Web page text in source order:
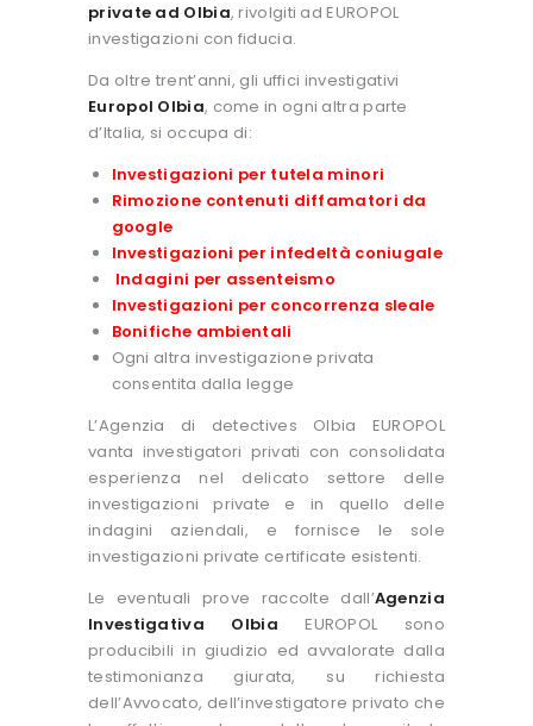
private ad Olbia, rivolgiti ad EUROPOL
investigazioni con fiducia.
Da oltre trent’anni, gli uffici investigativi
Europol Olbia, come in ogni altra parte
d’Italia, si occupa di:
Investigazioni per tutela minori
Rimozione contenuti diffamatori da
google
Investigazioni per infedeltà coniugale
Indagini per assenteismo
Investigazioni per concorrenza sleale
Bonifiche ambientali
Ogni altra investigazione privata
consentita dalla legge
L’Agenzia di detectives Olbia EUROPOL
vanta investigatori privati con consolidata
esperienza nel delicato settore delle
investigazioni private e in quello delle
indagini aziendali, e fornisce le sole
investigazioni private certificate esistenti.
Le eventuali prove raccolte dall’Agenzia
Investigativa Olbia EUROPOL sono
producibili in giudizio ed avvalorate dalla
testimonianza giurata, su richiesta
dell’Avvocato, dell’investigatore privato che